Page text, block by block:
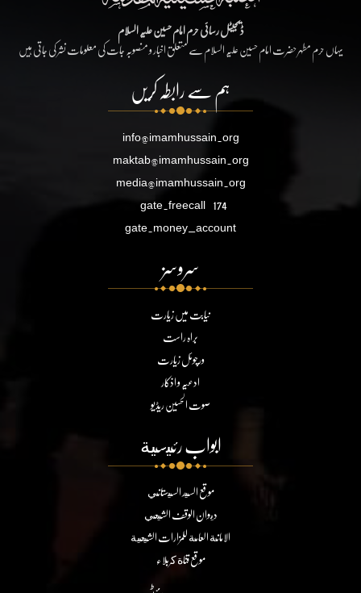
ڈیجیٹل رسائی حرم امام حسین علیہ السلام
یہاں حرم مطہر حضرت امام حسین علیہ السلام سے متعلق اخبار و منصوبہ جات کی معلومات نشر کی جاتی ہیں
ہم سے رابطہ کریں
info@imamhussain.org
maktab@imamhussain.org
media@imamhussain.org
gate.freecall 174
gate.money_account
سروسز
نیابت میں زیارت
براہ راست
ورچوئل زیارت
ادعیہ و اذکار
صوت الحسین ریڈیو
ابواب رئيسية
موقع السيد السيستاني
ديوان الوقف الشيعي
الامانة العامة للمزارات الشيعية
موقع قناة كربلاء